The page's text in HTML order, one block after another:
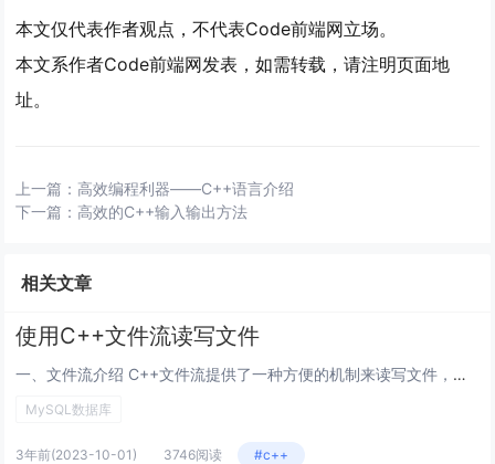
本文仅代表作者观点，不代表Code前端网立场。
本文系作者Code前端网发表，如需转载，请注明页面地
址。
上一篇： 高效编程利器——C++语言介绍
下一篇： 高效的C++输入输出方法
相关文章
使用C++文件流读写文件
一、文件流介绍 C++文件流提供了一种方便的机制来读写文件，并且支持二进制和文本格式的文件。流是一种抽象的数据类型，用于...
MySQL数据库
3年前(2023-10-01) 3746阅读 #c++